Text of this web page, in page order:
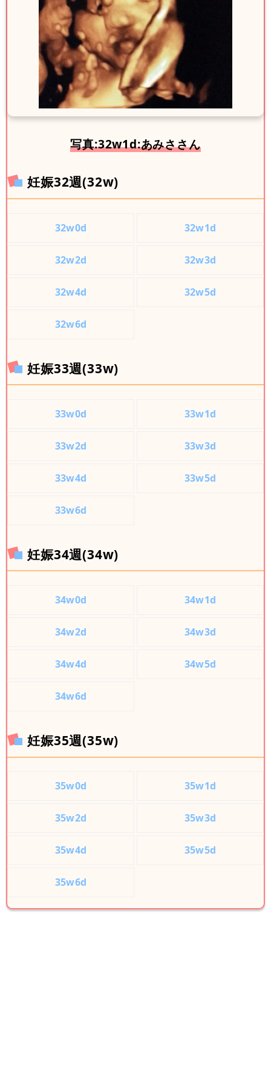
写真:32w1d:あみささん
妊娠32週(32w)
32w0d 32w1d
32w2d 32w3d
32w4d 32w5d
32w6d
妊娠33週(33w)
33w0d 33w1d
33w2d 33w3d
33w4d 33w5d
33w6d
妊娠34週(34w)
34w0d 34w1d
34w2d 34w3d
34w4d 34w5d
34w6d
妊娠35週(35w)
35w0d 35w1d
35w2d 35w3d
35w4d 35w5d
35w6d